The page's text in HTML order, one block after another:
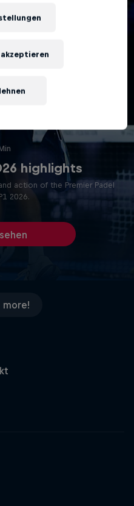
highlights
action of the Premier Padel
2026.
more!